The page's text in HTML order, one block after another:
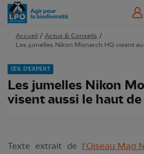
Accueil / Actus & Conseils /
Les jumelles Nikon Monarch HG visent
ŒIL D'EXPERT
Les jumelles Nikon
visent aussi le haut
Texte extrait de l'Oiseau Mag